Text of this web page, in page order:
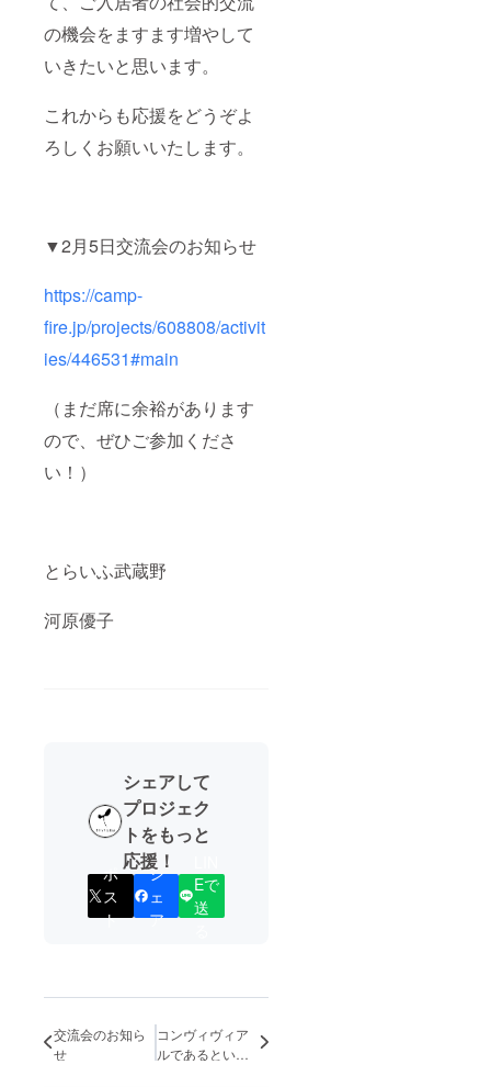
の機会をますます増やして
いきたいと思います。
これからも応援をどうぞよ
ろしくお願いいたします。
▼2月5日交流会のお知らせ
https://camp-
fire.jp/projects/608808/activit
ies/446531#main
（まだ席に余裕があります
ので、ぜひご参加くださ
い！）
とらいふ武蔵野
河原優子
シェアして
プロジェク
トをもっと
応援！
ポ
ス
ト
シ
ェ
ア
Eで
送
交流会のお知ら
せ
コンヴィヴィア
ルであるという